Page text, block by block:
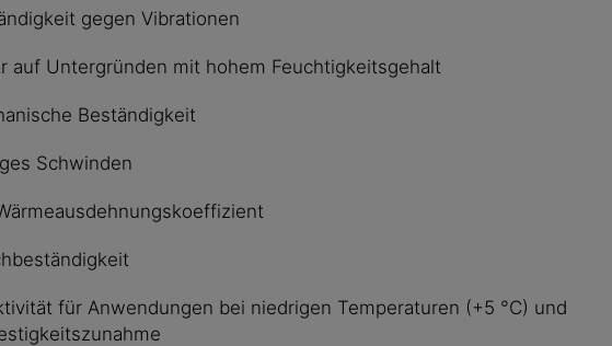
gegen Vibrationen
auf Untergründen mit hohem Feuchtigkeitsgehalt
Beständigkeit
Schwinden
für Anwendungen bei niedrigen Temperaturen (+5 °C) und